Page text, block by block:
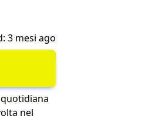
3 mesi ago
nel